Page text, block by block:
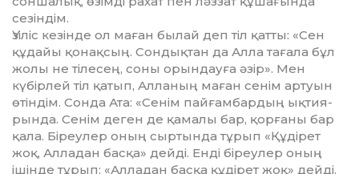
сезіндім.
Үзіліс кезінде ол маған былай деп тіл қатты: «Сен
құдайы қонақсың. Сондықтан да Алла тағала бұл
жолы не тілесең, соны орындауға әзір». Мен
күбірлей тіл қатып, Алланың ма­­­ған сенім артуын
өтіндім. Сонда Ата: «Сенім пайғамбардың ықтия­
рын­да. Сенім деген де қамалы бар, қор­ғаны бар
қала. Біреулер оның сыр­тында тұрып «Құдірет
жоқ, Алладан басқа» дейді. Енді біреулер оның
ішінде тұрып: «Алладан басқа құдірет жоқ» дейді.